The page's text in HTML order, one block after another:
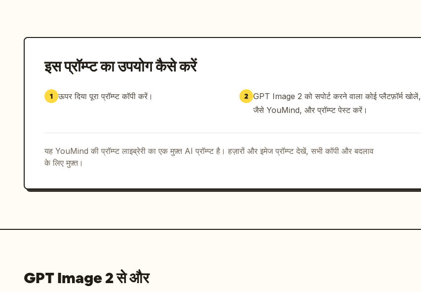
इस प्रॉम्प्ट का उपयोग कैसे करें
1 ऊपर दिया पूरा प्रॉम्प्ट कॉपी करें। 2 GPT Image 2 को सपोर्ट करने वाला कोई प्लैटफ़ॉर्म खोलें,
जैसे YouMind, और प्रॉम्प्ट पेस्ट करें।
यह YouMind की प्रॉम्प्ट लाइब्रेरी का एक मुफ़्त AI प्रॉम्प्ट है। हज़ारों और इमेज प्रॉम्प्ट देखें, सभी कॉपी और बदलाव
के लिए मुफ़्त।
GPT Image 2 से और